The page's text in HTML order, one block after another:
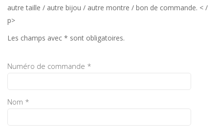
autre taille / autre bijou / autre montre / bon de commande. < /
p>
Les champs avec * sont obligatoires.
Numéro de commande *
Nom *